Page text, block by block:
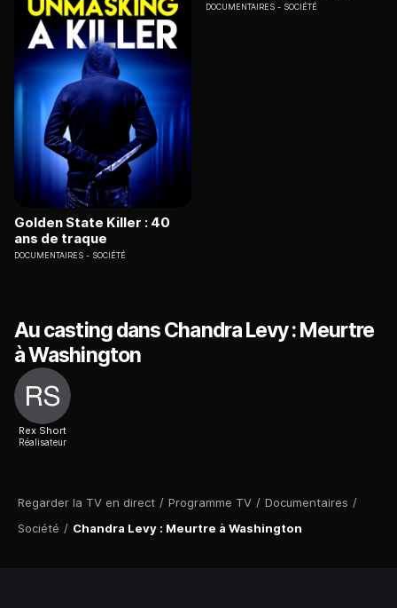
Regarder la TV en direct / Programme TV / Documentaires /
Société / Chandra Levy : Meurtre à Washington
Golden State Killer : 40
ans de traque
DOCUMENTAIRES SOCIÉTÉ
DOCUMENTAIRES SOCIÉTÉ
Au casting dans Chandra Levy : Meurtre
à Washington
Rex Short
Réalisateur